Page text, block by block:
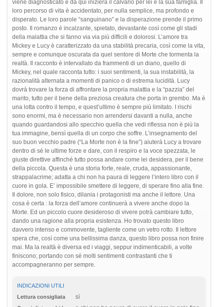
viene diagnosticato e da qui inizierà il calvario per lei e la sua famiglia. Il
loro percorso di vita è accidentato, per nulla semplice, ma profondo e
disperato. Le loro parole “sanguinano” e la disperazione prende il primo
posto. Il romanzo è incalzante, spietato, devastante così come gli stadi
della malattia che si fanno via via più difficili e dolorosi. L’amore tra
Mickey e Lucy è caratterizzato da una stabilità precaria, così come la vita,
sempre e comunque oscurata da quel sentore di Morte che tormenta la
realtà. Il racconto è intervallato da frammenti di un diario, quello di
Mickey, nel quale racconta tutto: i suoi sentimenti, la sua instabilità, la
razionalità alternata a momenti di panico o di estrema lucidità. Lucy
dovrà trovare la forza di affrontare la propria malattia e la “pazzia” del
marito, tutto per il bene della preziosa creatura che porta in grembo. Ma è
una lotta contro il tempo, e quest’ultimo è sempre più limitato. I rischi
sono enormi, ma è necessario non arrendersi davanti a nulla, anche
quando guardandosi allo specchio quella che vedi riflessa non è più la
tua immagine, bensì quella di un corpo che soffre. L’insegnamento del
suo buon vecchio padre (“La Morte non è la fine”) aiuterà Lucy a trovare
dentro di sé le ultime forze e dare, con il respiro e la voce spezzata, le
giuste direttive affinché tutto possa andare come lei desidera, per il bene
della piccola. Questa è una storia forte, reale, cruda, appassionante,
strappalacrime; adatta a chi non ha paura di leggere l’intero libro con il
cuore in gola. E’ impossibile smettere di leggere, di sperare fino alla fine.
Il dolore, non solo fisico, dilania i protagonisti ma anche il lettore. Una
cosa è certa : la forza dell’amore continuerà a vivere anche dopo la
Morte. Ed un piccolo cuore desideroso di vivere potrà cambiare tutto,
dando una ragione alla propria esistenza. Ho trovato questo libro
davvero intenso e commovente, tagliente come un vetro rotto. Il lettore
spera che, così come una bellissima danza, questo libro possa non finire
mai. Ma la realtà è diversa ed i viaggi, seppur indimenticabili, a volte
finiscono; portando con sé molti sentimenti contrastanti che ti
accompagneranno per sempre.
INDICAZIONI UTILI
Lettura consigliata
sì